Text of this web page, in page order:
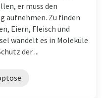
er muss den
aufnehmen. Zu finden
Eiern, Fleisch und
wandelt es in Moleküle
der ...